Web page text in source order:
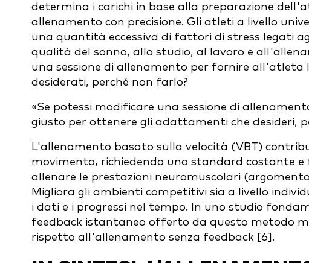
determina i carichi in base alla preparazione
allenamento con precisione. Gli atleti a livello
una quantità eccessiva di fattori di stress legati
qualità del sonno, allo studio, al lavoro e
una sessione di allenamento per fornire
desiderati, perché non farlo?
«Se potessi modificare una sessione di
giusto per ottenere gli adattamenti che desideri,
L'allenamento basato sulla velocità (VBT)
movimento, richiedendo uno standard costante
allenare le prestazioni neuromuscolari
Migliora gli ambienti competitivi sia a livello
i dati e i progressi nel tempo. In uno studio
feedback istantaneo offerto da questo metodo
rispetto all'allenamento senza feedback [6].